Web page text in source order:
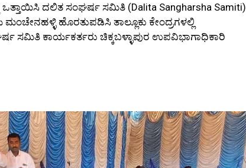
ದಲಿತ ಸಂಘರ್ಷ ಸಮಿತಿ (Dalita Sangharsha Samiti)
ಹೊರತುಪಡಿಸಿ ತಾಲ್ಲೂಕು ಕೇಂದ್ರಗಳಲ್ಲಿ
ಸಮಿತಿ ಕಾರ್ಯಕರ್ತರು ಚಿಕ್ಕಬಳ್ಳಾಪುರ ಉಪವಿಭಾಗಾಧಿಕಾರಿ